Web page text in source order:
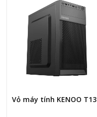
Vỏ máy tính KENOO T13